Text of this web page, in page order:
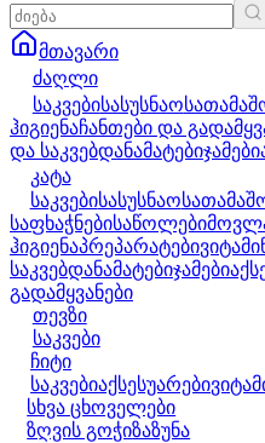
მთავარი
ძაღლი
საკვებისასუსნაო
ჰიგიენაჩანთები და
და საკვებდანამატებიჯამები
კატა
საკვებისასუსნაო
საფხაჭნებისაწოლები
ჰიგიენაპრეპარატები
საკვებდანამატებიჯამები
გადამყვანები
თევზი
საკვები
ჩიტი
საკვებიაქსესუარები
სხვა ცხოველები
ზღვის გოჭიზაზუნა